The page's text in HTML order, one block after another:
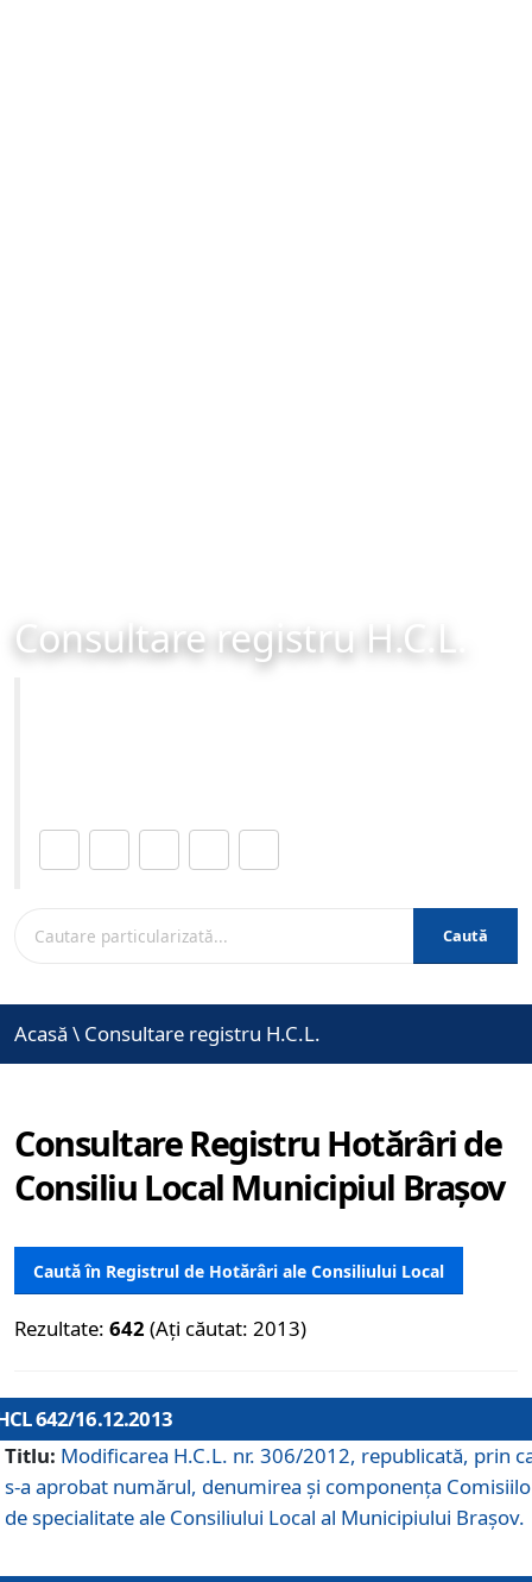
Consultare registru H.C.L.
Caută
Acasă \ Consultare registru H.C.L.
Consultare Registru Hotărâri de
Consiliu Local Municipiul Brașov
Caută în Registrul de Hotărâri ale Consiliului Local
Rezultate: 642 (Ați căutat: 2013)
642/16.12.2013
Titlu: Modificarea H.C.L. nr. 306/2012, republicată, prin
s-a aprobat numărul, denumirea şi componenţa
de specialitate ale Consiliului Local al Municipiului Braşov.